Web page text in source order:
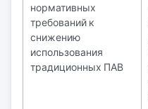
нормативных
требований к
снижению
использования
традиционных ПАВ